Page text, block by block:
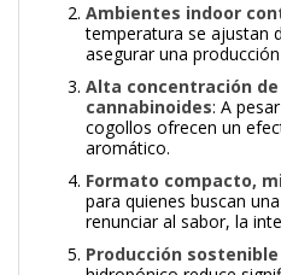
Ambientes indoor
temperatura se ajustan
asegurar una
Alta concentración
cannabinoides: A
cogollos ofrecen un
aromático.
Formato compacto,
para quienes buscan
renunciar al sabor, la
Producción